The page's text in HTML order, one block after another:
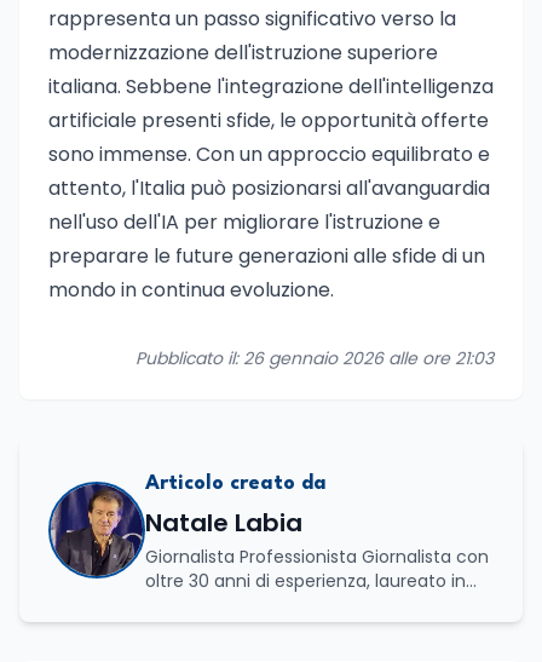
rappresenta un passo significativo verso la
modernizzazione dell'istruzione superiore
italiana. Sebbene l'integrazione dell'intelligenza
artificiale presenti sfide, le opportunità offerte
sono immense. Con un approccio equilibrato e
attento, l'Italia può posizionarsi all'avanguardia
nell'uso dell'IA per migliorare l'istruzione e
preparare le future generazioni alle sfide di un
mondo in continua evoluzione.
Pubblicato il: 26 gennaio 2026 alle ore 21:03
Articolo creato da
Natale Labia
Giornalista Professionista Giornalista con
oltre 30 anni di esperienza, laureato in
all’Università La Sapienza di Roma,